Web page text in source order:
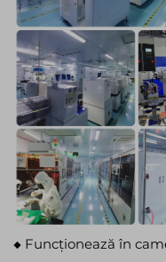
◆ Funcționează în